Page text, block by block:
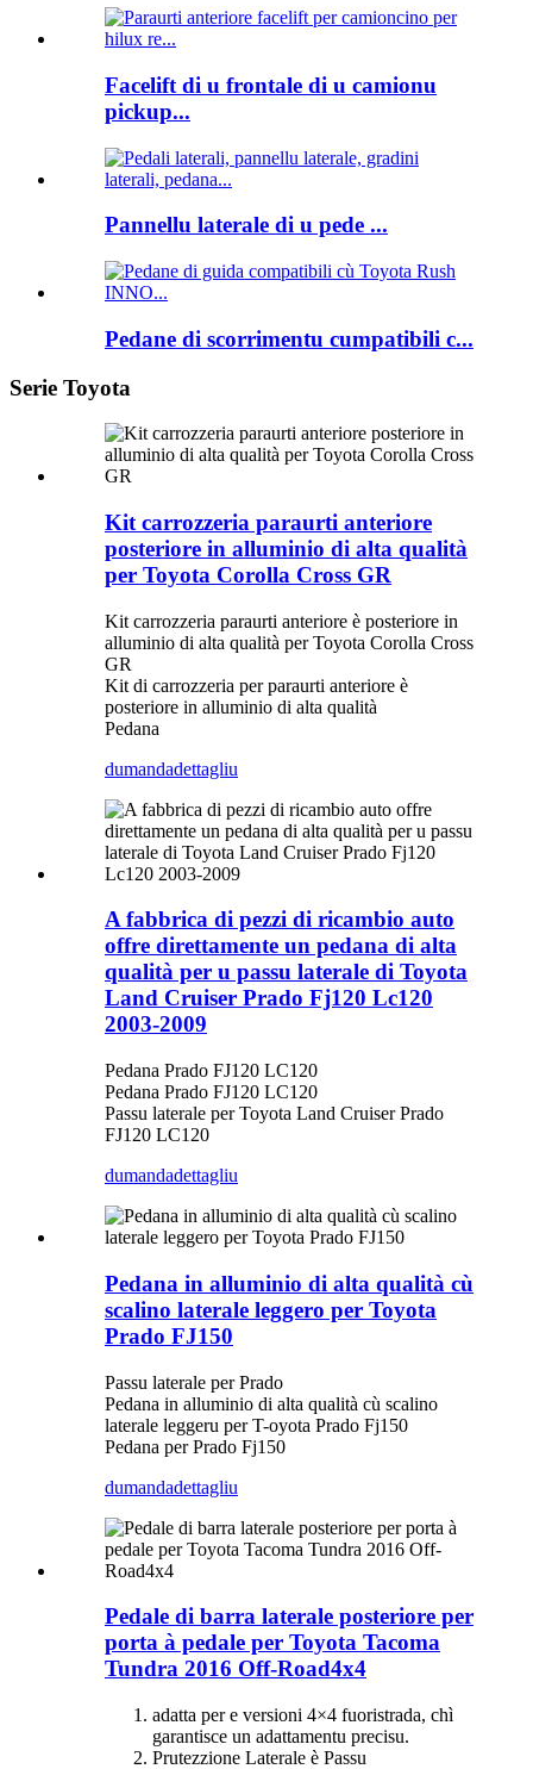
Facelift di u frontale di u camionu
pickup...
Pannellu laterale di u pede ...
Pedane di scorrimentu cumpatibili c...
Serie Toyota
Kit carrozzeria paraurti anteriore
posteriore in alluminio di alta qualità
per Toyota Corolla Cross GR
Kit carrozzeria paraurti anteriore è posteriore in
alluminio di alta qualità per Toyota Corolla Cross
GR
Kit di carrozzeria per paraurti anteriore è
posteriore in alluminio di alta qualità
Pedana
dumandadettagliu
A fabbrica di pezzi di ricambio auto
offre direttamente un pedana di alta
qualità per u passu laterale di Toyota
Land Cruiser Prado Fj120 Lc120
2003-2009
Pedana Prado FJ120 LC120
Pedana Prado FJ120 LC120
Passu laterale per Toyota Land Cruiser Prado
FJ120 LC120
dumandadettagliu
Pedana in alluminio di alta qualità cù
scalino laterale leggero per Toyota
Prado FJ150
Passu laterale per Prado
Pedana in alluminio di alta qualità cù scalino
laterale leggeru per T-oyota Prado Fj150
Pedana per Prado Fj150
dumandadettagliu
Pedale di barra laterale posteriore per
porta à pedale per Toyota Tacoma
Tundra 2016 Off-Road4x4
adatta per e versioni 4×4 fuoristrada, chì
garantisce un adattamentu precisu.
Prutezzione Laterale è Passu